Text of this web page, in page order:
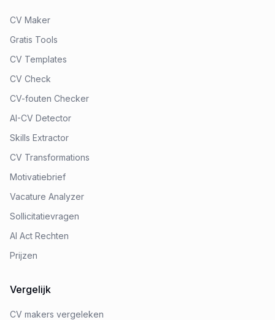
CV Maker
Gratis Tools
CV Templates
CV Check
CV-fouten Checker
AI-CV Detector
Skills Extractor
CV Transformations
Motivatiebrief
Vacature Analyzer
Sollicitatievragen
AI Act Rechten
Prijzen
Vergelijk
CV makers vergeleken